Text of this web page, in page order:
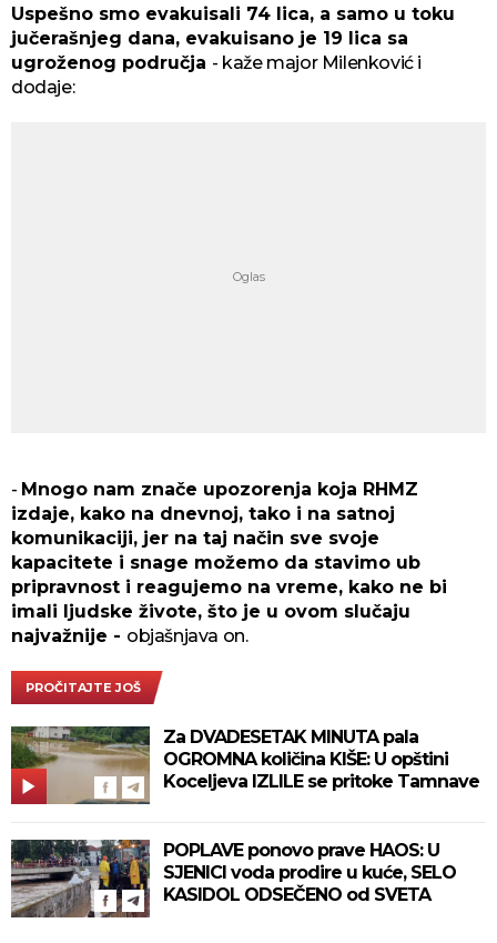
Uspešno smo evakuisali 74 lica, a samo u toku
jučerašnjeg dana, evakuisano je 19 lica sa
ugroženog područja - kaže major Milenković i
dodaje:
- Mnogo nam znače upozorenja koja RHMZ
izdaje, kako na dnevnoj, tako i na satnoj
komunikaciji, jer na taj način sve svoje
kapacitete i snage možemo da stavimo ub
pripravnost i reagujemo na vreme, kako ne bi
imali ljudske živote, što je u ovom slučaju
najvažnije - objašnjava on.
PROČITAJTE JOŠ
Za DVADESETAK MINUTA pala
OGROMNA količina KIŠE: U opštini
Koceljeva IZLILE se pritoke Tamnave
POPLAVE ponovo prave HAOS: U
SJENICI voda prodire u kuće, SELO
KASIDOL ODSEČENO od SVETA